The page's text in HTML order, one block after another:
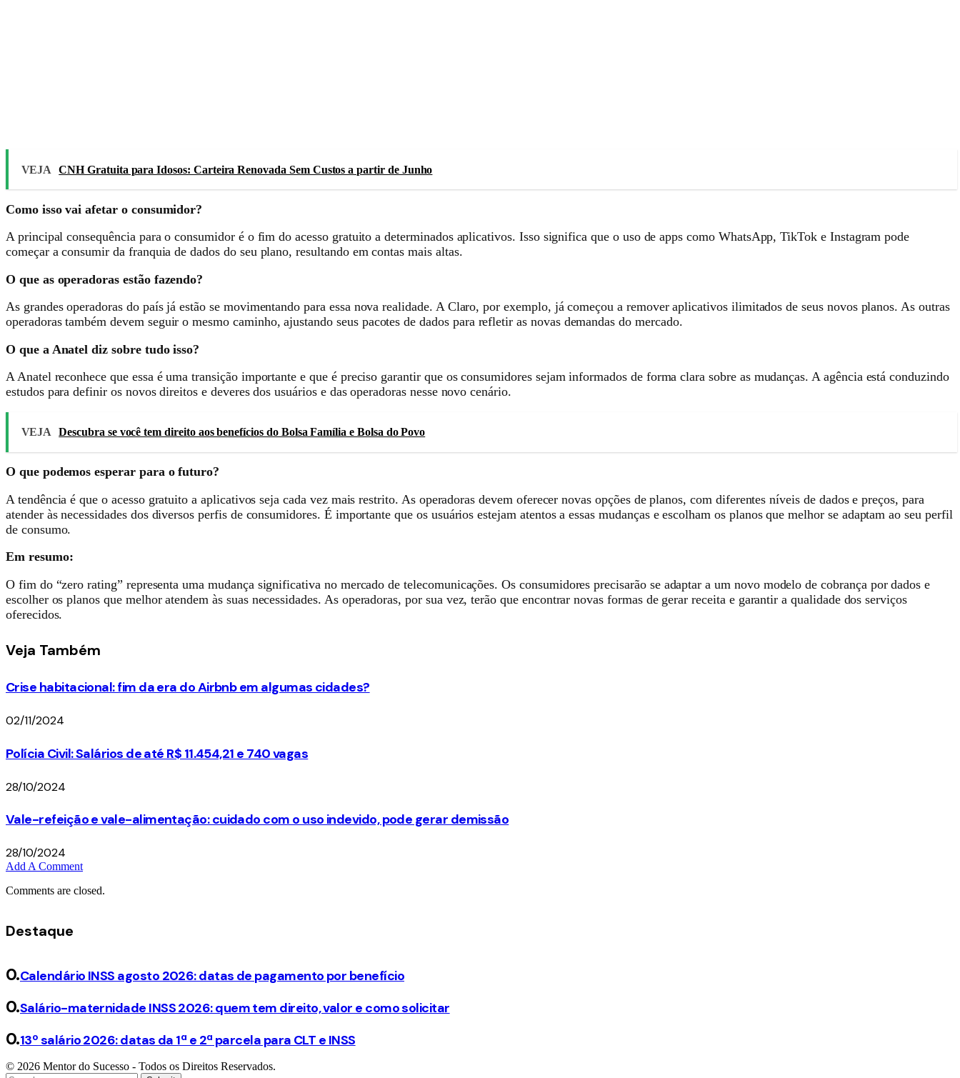
VEJA CNH Gratuita para Idosos: Carteira Renovada Sem Custos a partir de Junho
Como isso vai afetar o consumidor?
A principal consequência para o consumidor é o fim do acesso gratuito a determinados aplicativos. Isso significa que o uso de apps como WhatsApp, TikTok e Instagram pode
começar a consumir da franquia de dados do seu plano, resultando em contas mais altas.
O que as operadoras estão fazendo?
As grandes operadoras do país já estão se movimentando para essa nova realidade. A Claro, por exemplo, já começou a remover aplicativos ilimitados de seus novos planos. As outras
operadoras também devem seguir o mesmo caminho, ajustando seus pacotes de dados para refletir as novas demandas do mercado.
O que a Anatel diz sobre tudo isso?
A Anatel reconhece que essa é uma transição importante e que é preciso garantir que os consumidores sejam informados de forma clara sobre as mudanças. A agência está conduzindo
estudos para definir os novos direitos e deveres dos usuários e das operadoras nesse novo cenário.
VEJA Descubra se você tem direito aos benefícios do Bolsa Família e Bolsa do Povo
O que podemos esperar para o futuro?
A tendência é que o acesso gratuito a aplicativos seja cada vez mais restrito. As operadoras devem oferecer novas opções de planos, com diferentes níveis de dados e preços, para
atender às necessidades dos diversos perfis de consumidores. É importante que os usuários estejam atentos a essas mudanças e escolham os planos que melhor se adaptam ao seu perfil
de consumo.
Em resumo:
O fim do “zero rating” representa uma mudança significativa no mercado de telecomunicações. Os consumidores precisarão se adaptar a um novo modelo de cobrança por dados e
escolher os planos que melhor atendem às suas necessidades. As operadoras, por sua vez, terão que encontrar novas formas de gerar receita e garantir a qualidade dos serviços
oferecidos.
Veja Também
Crise habitacional: fim da era do Airbnb em algumas cidades?
02/11/2024
Polícia Civil: Salários de até R$ 11.454,21 e 740 vagas
28/10/2024
Vale-refeição e vale-alimentação: cuidado com o uso indevido, pode gerar demissão
28/10/2024
Add A Comment
Comments are closed.
Destaque
Calendário INSS agosto 2026: datas de pagamento por benefício
Salário-maternidade INSS 2026: quem tem direito, valor e como solicitar
13º salário 2026: datas da 1ª e 2ª parcela para CLT e INSS
© 2026 Mentor do Sucesso - Todos os Direitos Reservados.